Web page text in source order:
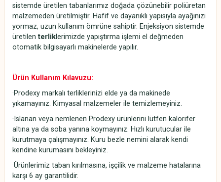
sistemde üretilen tabanlarımız doğada çözünebilir poliüretan
malzemeden üretilmiştir. Hafif ve dayanıklı yapısıyla ayağınızı
yormaz, uzun kullanım ömrüne sahiptir. Enjeksiyon sistemde
üretilenterliklerimizde yapıştırma işlemi el değmeden
otomatik bilgisayarlı makinelerde yapılır.
Ürün Kullanım Kılavuzu:
·Prodexy markalı terliklerinizi elde ya da makinede
yıkamayınız. Kimyasal malzemeler ile temizlemeyiniz.
·Islanan veya nemlenen Prodexy ürünlerini lütfen kalorifer
altına ya da soba yanına koymayınız. Hızlı kurutucular ile
kurutmaya çalışmayınız. Kuru bezle nemini alarak kendi
kendine kurumasını bekleyiniz.
·Ürünlerimiz taban kırılmasına, işçilik ve malzeme hatalarına
karşı 6 ay garantilidir.